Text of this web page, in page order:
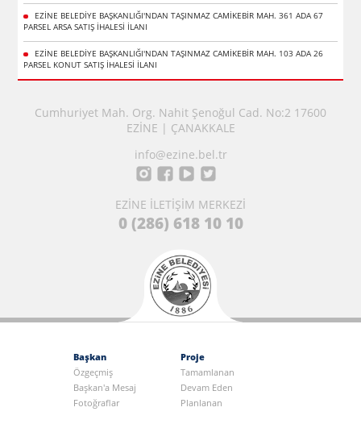
EZİNE BELEDİYE BAŞKANLIĞI'NDAN TAŞINMAZ CAMİKEBİR MAH. 361 ADA 67
PARSEL ARSA SATIŞ İHALESİ İLANI
EZİNE BELEDİYE BAŞKANLIĞI'NDAN TAŞINMAZ CAMİKEBİR MAH. 103 ADA 26
PARSEL KONUT SATIŞ İHALESİ İLANI
Cumhuriyet Mah. Org. Nahit Şenoğul Cad. No:2 17600
EZİNE | ÇANAKKALE
info@ezine.bel.tr
EZİNE İLETİŞİM MERKEZİ
0 (286) 618 10 10
Başkan
Özgeçmiş
Başkan'a Mesaj
Fotoğraflar
Proje
Tamamlanan
Devam Eden
Planlanan